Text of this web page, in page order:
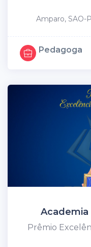
Amparo, SAO-
Pedagoga
Academia
Prêmio